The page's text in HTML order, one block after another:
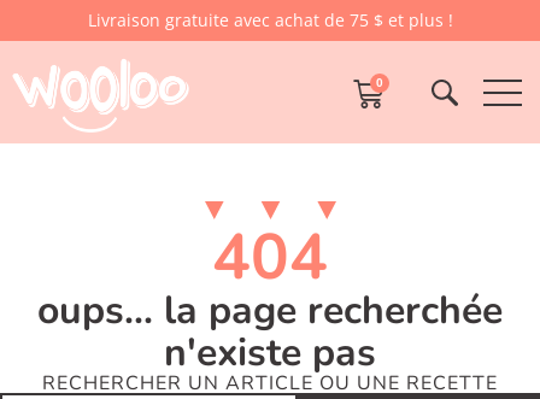
Livraison gratuite avec achat de 75 $ et plus !
0
404
oups... la page recherchée
n'existe pas
RECHERCHER UN ARTICLE OU UNE RECETTE